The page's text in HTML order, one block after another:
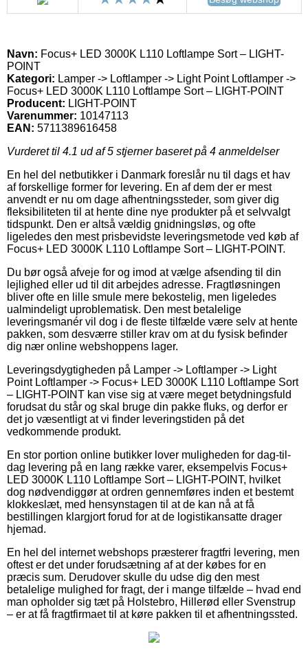
Navn: Focus+ LED 3000K L110 Loftlampe Sort – LIGHT-
POINT
Kategori: Lamper -> Loftlamper -> Light Point Loftlamper ->
Focus+ LED 3000K L110 Loftlampe Sort – LIGHT-POINT
Producent: LIGHT-POINT
Varenummer: 10147113
EAN: 5711389616458
Vurderet til 4.1 ud af 5 stjerner baseret på 4 anmeldelser
En hel del netbutikker i Danmark foreslår nu til dags et hav
af forskellige former for levering. En af dem der er mest
anvendt er nu om dage afhentningssteder, som giver dig
fleksibiliteten til at hente dine nye produkter på et selvvalgt
tidspunkt. Den er altså vældig gnidningsløs, og ofte
ligeledes den mest prisbevidste leveringsmetode ved køb af
Focus+ LED 3000K L110 Loftlampe Sort – LIGHT-POINT.
Du bør også afveje for og imod at vælge afsending til din
lejlighed eller ud til dit arbejdes adresse. Fragtløsningen
bliver ofte en lille smule mere bekostelig, men ligeledes
ualmindeligt uproblematisk. Den mest betalelige
leveringsmanér vil dog i de fleste tilfælde være selv at hente
pakken, som desværre stiller krav om at du fysisk befinder
dig nær online webshoppens lager.
Leveringsdygtigheden på Lamper -> Loftlamper -> Light
Point Loftlamper -> Focus+ LED 3000K L110 Loftlampe Sort
– LIGHT-POINT kan vise sig at være meget betydningsfuld
forudsat du står og skal bruge din pakke fluks, og derfor er
det jo væsentligt at vi finder leveringstiden på det
vedkommende produkt.
En stor portion online butikker lover muligheden for dag-til-
dag levering på en lang række varer, eksempelvis Focus+
LED 3000K L110 Loftlampe Sort – LIGHT-POINT, hvilket
dog nødvendiggør at ordren gennemføres inden et bestemt
klokkeslæt, med hensynstagen til at de kan nå at få
bestillingen klargjort forud for at de logistikansatte drager
hjemad.
En hel del internet webshops præsterer fragtfri levering, men
oftest er det under forudsætning af at der købes for en
præcis sum. Derudover skulle du udse dig den mest
betalelige mulighed for fragt, der i mange tilfælde – hvad end
man opholder sig tæt på Holstebro, Hillerød eller Svenstrup
– er at få fragtfirmaet til at køre pakken til et afhentningssted.